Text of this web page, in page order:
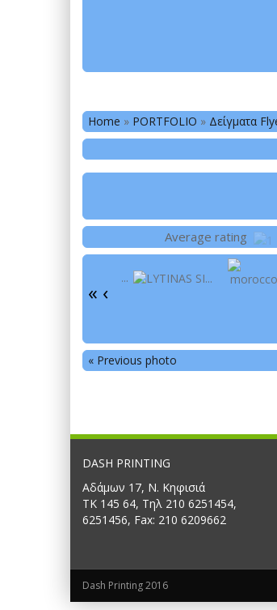
Home » PORTFOLIO » Δείγματα
Average rating
« ‹
« Previous photo
DASH PRINTING
Αδάμων 17, Ν. Κηφισιά
ΤΚ 145 64, Τηλ 210 6251454,
6251456, Fax: 210 6209662
Dash Printing 2016